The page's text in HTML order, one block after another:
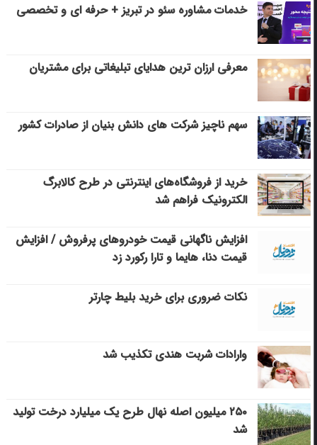
خدمات مشاوره سئو در تبریز + حرفه ای و تخصصی
معرفی ارزان ترین هدایای تبلیغاتی برای مشتریان
سهم ناچیز شرکت های دانش بنیان از صادرات کشور
خرید از فروشگاه‌های اینترنتی در طرح کالابرگ
الکترونیک فراهم شد
افزایش ناگهانی قیمت خودروهای پرفروش / افزایش
قیمت دنا، هایما و تارا رکورد زد
نکات ضروری برای خرید بلیط چارتر
وارادات شربت هندی تکذیب شد
۲۵۰ میلیون اصله نهال طرح یک میلیارد درخت تولید
شد